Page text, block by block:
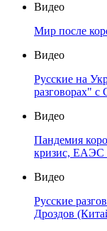
Видео
Мир после
Видео
Русские на
разговорах" с
Видео
Пандемия
кризис, ЕАЭС
Видео
Русские
Дроздов